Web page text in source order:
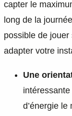
capter le
long de la
possible de jouer
adapter votre
Une
d’énergie